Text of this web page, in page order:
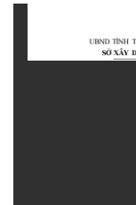
TƯ VẤN